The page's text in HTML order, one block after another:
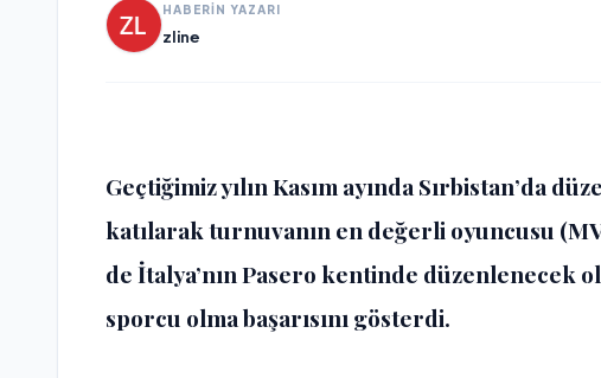
HABERİN YAZARI
zline
Geçtiğimiz yılın Kasım ayında Sırbistan’da
katılarak turnuvanın en değerli oyuncusu
de İtalya’nın Pasero kentinde düzenlenecek
sporcu olma başarısını gösterdi.